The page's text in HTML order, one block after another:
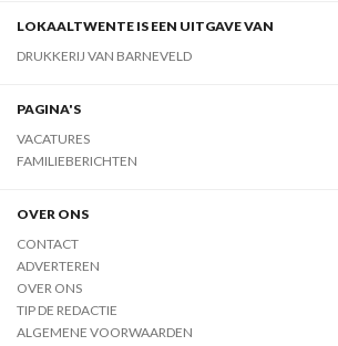
LOKAALTWENTE IS EEN UITGAVE VAN
DRUKKERIJ VAN BARNEVELD
PAGINA'S
VACATURES
FAMILIEBERICHTEN
OVER ONS
CONTACT
ADVERTEREN
OVER ONS
TIP DE REDACTIE
ALGEMENE VOORWAARDEN